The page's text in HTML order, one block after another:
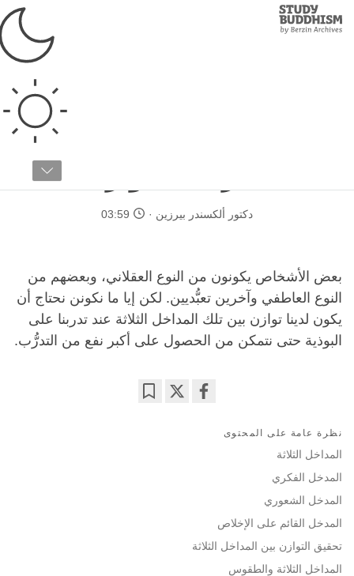
Study
Buddhism
التعرُّف على البوذية
دكتور ألكسندر بيرزين 03:59
بعض الأشخاص يكونون من النوع العقلاني، وبعضهم من
النوع العاطفي وآخرين تعبُّديين. لكن إيا ما نكونن نحتاج أن
يكون لدينا توازن بين تلك المداخل الثلاثة عند تدربنا على
البوذية حتى نتمكن من الحصول على أكبر نفع من التدرُّب.
نظرة عامة على المحتوى
المداخل الثلاثة
المدخل الفكري
المدخل الشعوري
المدخل القائم على الإخلاص
تحقيق التوازن بين المداخل الثلاثة
المداخل الثلاثة والطقوس